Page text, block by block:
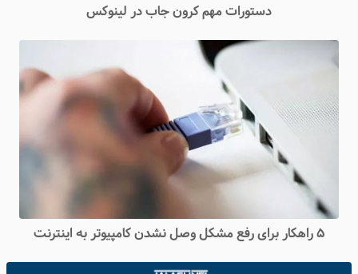
دستورات مهم کرون جاب در لینوکس